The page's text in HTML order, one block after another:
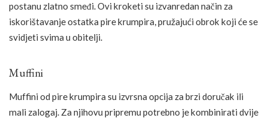
postanu zlatno smeđi. Ovi kroketi su izvanredan način za
iskorištavanje ostatka pire krumpira, pružajući obrok koji će se
svidjeti svima u obitelji.
Muffini
Muffini od pire krumpira su izvrsna opcija za brzi doručak ili
mali zalogaj. Za njihovu pripremu potrebno je kombinirati dvije